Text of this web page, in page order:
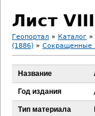
Лист
В
ы
з
Геопортал » Каталог »
(1886) » Сокращенные
Название
Год издания
Тип материала